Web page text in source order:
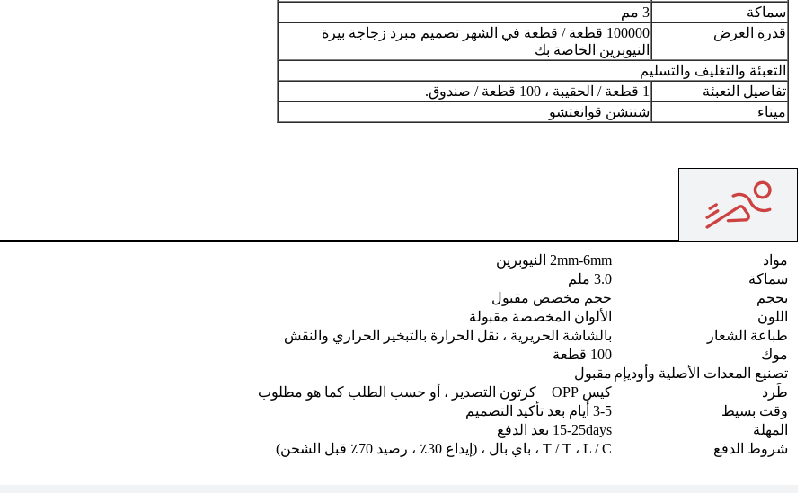
سماكة
3 مم
قدرة العرض
100000 قطعة / قطعة في الشهر تصميم مبرد زجاجة بيرة
النيوبرين الخاصة بك
التعبئة والتغليف والتسليم
تفاصيل التعبئة
1 قطعة / الحقيبة ، 100 قطعة / صندوق.
ميناء
شنتشن قوانغتشو
مواد
2mm-6mm النيوبرين
سماكة
3.0 ملم
بحجم
حجم مخصص مقبول
اللون
الألوان المخصصة مقبولة
طباعة الشعار
بالشاشة الحريرية ، نقل الحرارة بالتبخير الحراري والنقش
موك
100 قطعة
تصنيع المعدات الأصلية وأوديإم مقبول
طَرد
كيس OPP + كرتون التصدير ، أو حسب الطلب كما هو مطلوب
وقت بسيط
3-5 أيام بعد تأكيد التصميم
المهلة
15-25days بعد الدفع
شروط الدفع
T / T ، L / C ، باي بال ، (إيداع 30٪ ، رصيد 70٪ قبل الشحن)